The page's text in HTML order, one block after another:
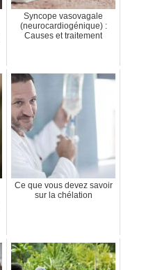
Syncope vasovagale
(neurocardiogénique) :
Causes et traitement
Ce que vous devez savoir
sur la chélation